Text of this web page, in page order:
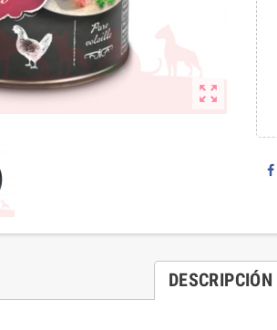
zoom_out_map
DESCRIPCIÓN